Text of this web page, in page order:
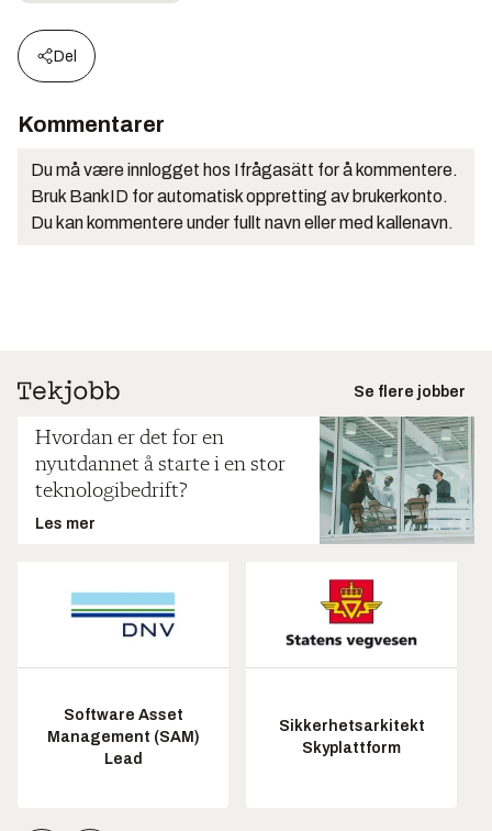
Del
Kommentarer
Du må være innlogget hos Ifrågasätt for å kommentere.
Bruk BankID for automatisk oppretting av brukerkonto.
Du kan kommentere under fullt navn eller med kallenavn.
Se flere jobber
Hvordan er det for en
nyutdannet å starte i en stor
teknologibedrift?
Les mer
Software Asset
Management (SAM)
Lead
Sikkerhetsarkitekt
Skyplattform